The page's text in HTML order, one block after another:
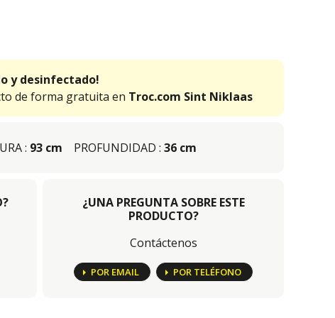
y desinfectado!
de forma gratuita en Troc.com Sint Niklaas
: 93 cm PROFUNDIDAD : 36 cm
¿UNA PREGUNTA SOBRE ESTE
PRODUCTO?
Contáctenos
POR EMAIL POR TELÉFONO